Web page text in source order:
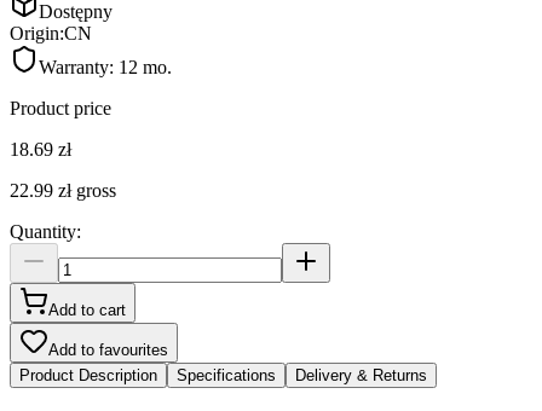
Dostępny
Origin:CN
Warranty: 12 mo.
Product price
18.69 zł
22.99 zł gross
Quantity:
Add to cart
Add to favourites
Product Description
Specifications Delivery & Returns